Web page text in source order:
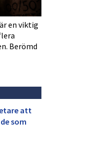
en viktig
Berömd
att
som